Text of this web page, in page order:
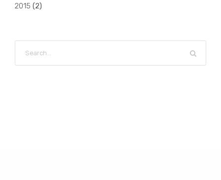
2015 (2)